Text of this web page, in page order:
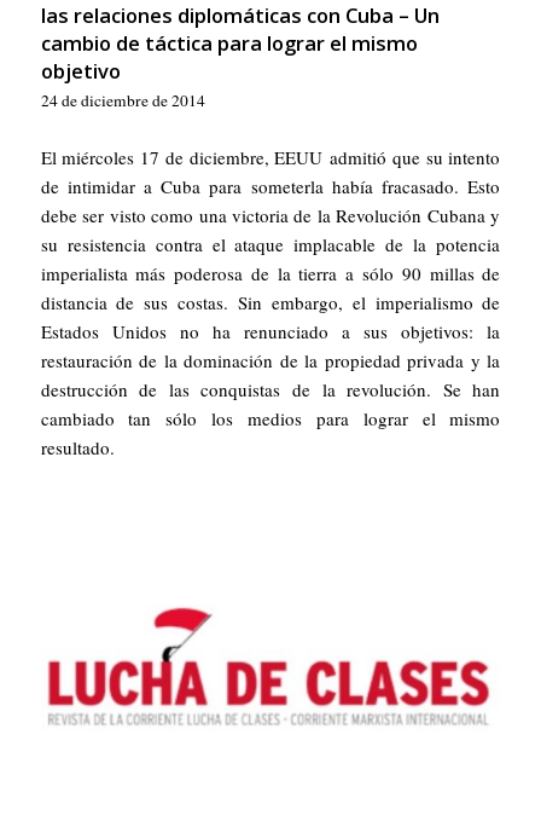
las relaciones diplomáticas con Cuba – Un
cambio de táctica para lograr el mismo
objetivo
24 de diciembre de 2014
El miércoles 17 de diciembre, EEUU admitió que su intento
de intimidar a Cuba para someterla había fracasado. Esto
debe ser visto como una victoria de la Revolución Cubana y
su resistencia contra el ataque implacable de la potencia
imperialista más poderosa de la tierra a sólo 90 millas de
distancia de sus costas. Sin embargo, el imperialismo de
Estados Unidos no ha renunciado a sus objetivos: la
restauración de la dominación de la propiedad privada y la
destrucción de las conquistas de la revolución. Se han
cambiado tan sólo los medios para lograr el mismo
resultado.